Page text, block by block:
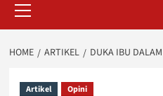
Menu
HOME ARTIKEL DUKA IBU
Artikel Opini